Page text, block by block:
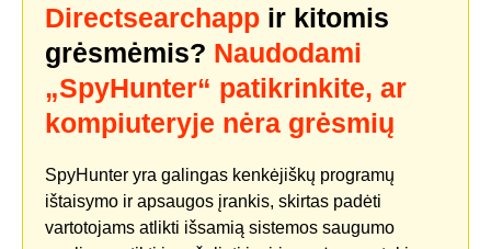
Directsearchapp ir kitomis
grėsmėmis? Naudodami
„SpyHunter“ patikrinkite, ar
kompiuteryje nėra grėsmių
SpyHunter yra galingas kenkėjiškų programų
ištaisymo ir apsaugos įrankis, skirtas padėti
vartotojams atlikti išsamią sistemos saugumo